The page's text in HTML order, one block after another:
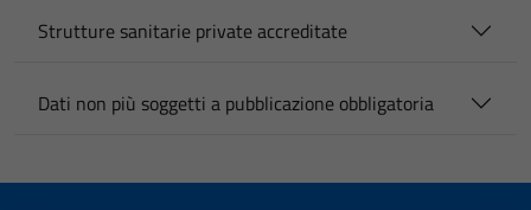
Strutture sanitarie private accreditate
Dati non più soggetti a pubblicazione obbligatoria